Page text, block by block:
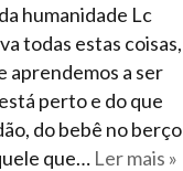
humanidade Lc
todas estas coisas,
aprendemos a ser
perto e do que
do bebê no berço
que… Ler mais »